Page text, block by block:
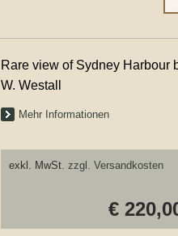
Rare view of Sydney Harbour
W. Westall
Mehr Informationen
exkl. MwSt. zzgl. Versandkosten
€